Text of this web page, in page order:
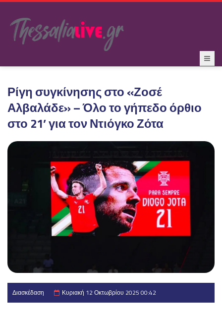
Ρίγη συγκίνησης στο «Ζοσέ
Αλβαλάδε» – Όλο το γήπεδο όρθιο
στο 21’ για τον Ντιόγκο Ζότα
Διασκέδαση Κυριακή 12 Οκτωβρίου 2025 00:42